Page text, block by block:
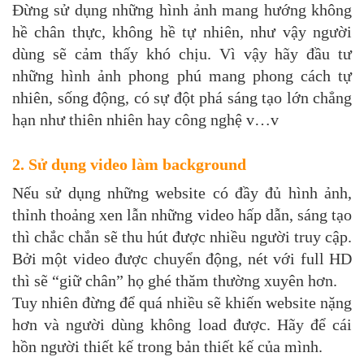
Đừng sử dụng những hình ảnh mang hướng không
hề chân thực, không hề tự nhiên, như vậy người
dùng sẽ cảm thấy khó chịu. Vì vậy hãy đầu tư
những hình ảnh phong phú mang phong cách tự
nhiên, sống động, có sự đột phá sáng tạo lớn chẳng
hạn như thiên nhiên hay công nghệ v…v
2. Sử dụng video làm background
Nếu sử dụng những website có đầy đủ hình ảnh,
thỉnh thoảng xen lẫn những video hấp dẫn, sáng tạo
thì chắc chắn sẽ thu hút được nhiều người truy cập.
Bởi một video được chuyển động, nét với full HD
thì sẽ “giữ chân” họ ghé thăm thường xuyên hơn.
Tuy nhiên đừng để quá nhiều sẽ khiến website nặng
hơn và người dùng không load được. Hãy để cái
hồn người thiết kế trong bản thiết kế của mình.